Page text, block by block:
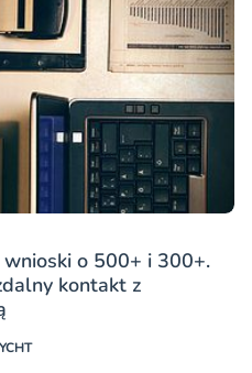
o 500+ i 300+.
kontakt z